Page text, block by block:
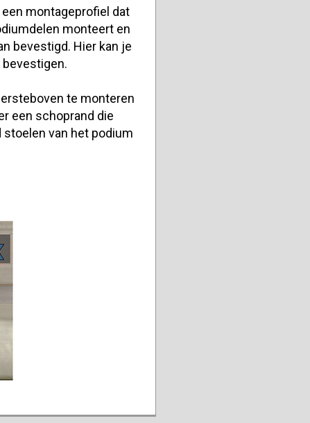
montageprofiel dat
monteert en
bevestigd. Hier kan je
te monteren
een schoprand die
van het podium